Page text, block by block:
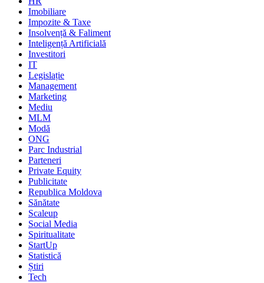
Imobiliare
Impozite & Taxe
Insolvență & Faliment
Inteligență Artificială
Investitori
IT
Legislație
Management
Marketing
Mediu
MLM
Modă
ONG
Parc Industrial
Parteneri
Private Equity
Publicitate
Republica Moldova
Sănătate
Scaleup
Social Media
Spiritualitate
StartUp
Statistică
Știri
Tech